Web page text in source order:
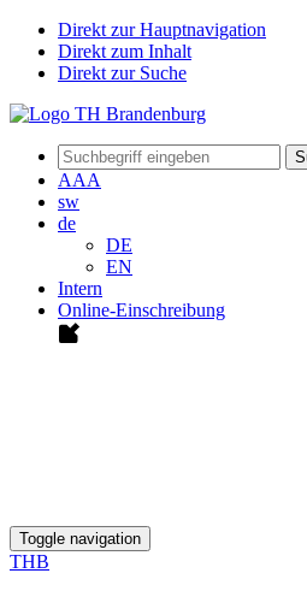
Direkt zur Hauptnavigation
Direkt zum Inhalt
Direkt zur Suche
AAA
sw
de
DE
EN
Intern
Online-Einschreibung
Toggle navigation
THB